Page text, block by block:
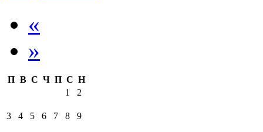
«
»
П В С Ч П С Н
1
2
3 4 5 6 7 8 9